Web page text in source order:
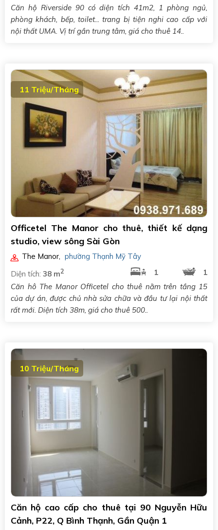
Căn hộ Riverside 90 có diện tích 41m2, 1 phòng ngủ,
phòng khách, bếp, toilet... trang bị tiện nghi cao cấp với
nội thất UMA. Vị trí gần trung tâm, giá cho thuê 14..
11 Triệu/Tháng
Officetel The Manor cho thuê, thiết kế dạng
studio, view sông Sài Gòn
The Manor, phường Thạnh Mỹ Tây
Diện tích: 38 m2 1
1
Căn hô The Manor Officetel cho thuê nằm trên tầng 15
của dự án, được chủ nhà sửa chữa và đầu tư lại nội thất
rất mới. Diện tích 38m, giá cho thuê 500..
10 Triệu/Tháng
Căn hộ cao cấp cho thuê tại 90 Nguyễn Hữu
Cảnh, P22, Q Bình Thạnh, Gần Quận 1